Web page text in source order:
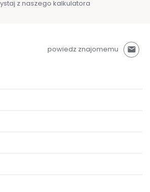
z naszego kalkulatora
powiedz znajomemu mail